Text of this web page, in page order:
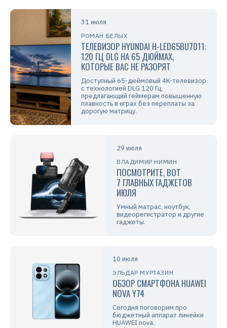
31 июля
РОМАН БЕЛЫХ
ТЕЛЕВИЗОР HYUNDAI H-LED65BU7011:
120 ГЦ DLG НА 65 ДЮЙМАХ,
КОТОРЫЕ ВАС НЕ РАЗОРЯТ
Доступный 65-дюймовый 4K-телевизор
с технологией DLG 120 Гц,
предлагающий геймерам повышенную
плавность в играх без переплаты за
дорогую матрицу.
29 июля
ВЛАДИМИР НИМИН
ПОСМОТРИТЕ, ВОТ
7 ГЛАВНЫХ ГАДЖЕТОВ
ИЮЛЯ
Умный матрас, ноутбук,
видеорегистратор и другие
гаджеты.
10 июля
ЭЛЬДАР МУРТАЗИН
ОБЗОР СМАРТФОНА HUAWEI
NOVA Y74
Сегодня поговорим про
бюджетный аппарат линейки
HUAWEI nova.